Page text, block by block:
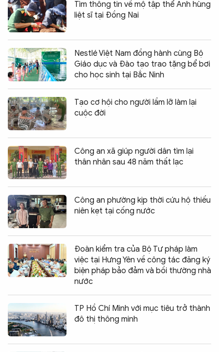
Tìm thông tin về mộ tập thể Anh hùng
liệt sĩ tại Đồng Nai
Nestlé Việt Nam đồng hành cùng Bộ
Giáo dục và Đào tạo trao tặng bể bơi
cho học sinh tại Bắc Ninh
Tạo cơ hội cho người lầm lỡ làm lại
cuộc đời
Công an xã giúp người dân tìm lại
thân nhân sau 48 năm thất lạc
Công an phường kịp thời cứu hộ thiếu
niên kẹt tại cống nước
Đoàn kiểm tra của Bộ Tư pháp làm
việc tại Hưng Yên về công tác đăng ký
biện pháp bảo đảm và bồi thường nhà
nước
TP Hồ Chí Minh với mục tiêu trở thành
đô thị thông minh